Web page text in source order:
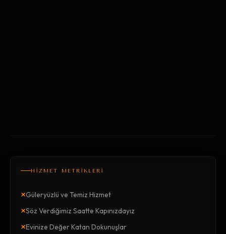
HİZMET METRİKLERİ
×Güleryüzlü ve Temiz Hizmet
×Söz Verdiğimiz Saatte Kapınızdayız
×Evinize Değer Katan Dokunuşlar